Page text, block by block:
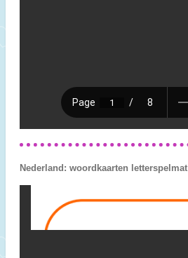
Nederland: woordkaarten letterspelmat